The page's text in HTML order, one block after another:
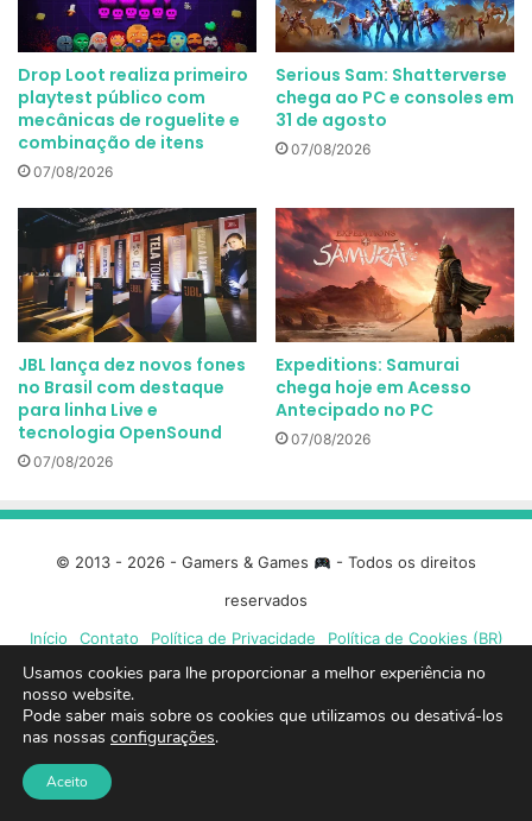
Drop Loot realiza primeiro
playtest público com
mecânicas de roguelite e
combinação de itens
07/08/2026
Serious Sam: Shatterverse
chega ao PC e consoles em
31 de agosto
07/08/2026
JBL lança dez novos fones
no Brasil com destaque
para linha Live e
tecnologia OpenSound
07/08/2026
Expeditions: Samurai
chega hoje em Acesso
Antecipado no PC
07/08/2026
© 2013 - 2026 - Gamers & Games
- Todos os direitos
reservados
Início
Contato Política de Privacidade Política de Cookies (BR)
Facebook
X
Usamos cookies para lhe proporcionar a melhor experiência no
nosso website.
Pode saber mais sobre os cookies que utilizamos ou desativá-los
nas nossas configurações.
Aceito